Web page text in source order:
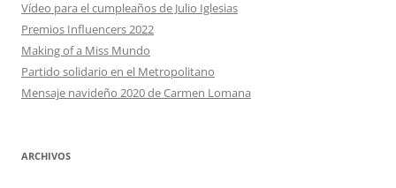
Vídeo para el cumpleaños de Julio Iglesias
Premios Influencers 2022
Making of a Miss Mundo
Partido solidario en el Metropolitano
Mensaje navideño 2020 de Carmen Lomana
ARCHIVOS